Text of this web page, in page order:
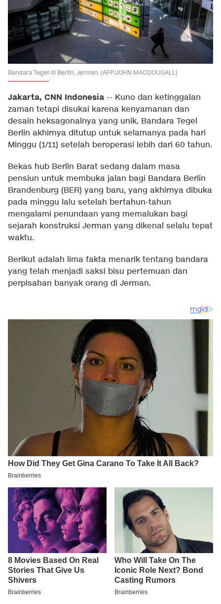
Bandara Tegel di Berlin, Jerman. (AFP/JOHN MACDOUGALL)
Jakarta, CNN Indonesia -- Kuno dan ketinggalan
zaman tetapi disukai karena kenyamanan dan
desain heksagonalnya yang unik, Bandara Tegel
Berlin akhirnya ditutup untuk selamanya pada hari
Minggu (1/11) setelah beroperasi lebih dari 60 tahun.
Bekas hub Berlin Barat sedang dalam masa
pensiun untuk membuka jalan bagi Bandara Berlin
Brandenburg (BER) yang baru, yang akhirnya dibuka
pada minggu lalu setelah bertahun-tahun
mengalami penundaan yang memalukan bagi
sejarah konstruksi Jerman yang dikenal selalu tepat
waktu.
Berikut adalah lima fakta menarik tentang bandara
yang telah menjadi saksi bisu pertemuan dan
perpisahan banyak orang di Jerman.